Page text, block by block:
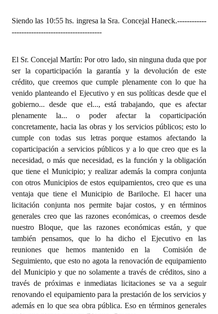
Siendo las 10:55 hs. ingresa la Sra. Concejal Haneck.------------
-------------------------------------
El Sr. Concejal Martín: Por otro lado, sin ninguna duda que por
ser la coparticipación la garantía y la devolución de este
crédito, que creemos que cumple plenamente con lo que ha
venido planteando el Ejecutivo y en sus políticas desde que el
gobierno... desde que el..., está trabajando, que es afectar
plenamente la... o poder afectar la coparticipación
concretamente, hacia las obras y los servicios públicos; esto lo
cumple con todas sus letras porque estamos afectando la
coparticipación a servicios públicos y a lo que creo que es la
necesidad, o más que necesidad, es la función y la obligación
que tiene el Municipio; y realizar además la compra conjunta
con otros Municipios de estos equipamientos, creo que es una
ventaja que tiene el Municipio de Bariloche. El hacer una
licitación conjunta nos permite bajar costos, y en términos
generales creo que las razones económicas, o creemos desde
nuestro Bloque, que las razones económicas están, y que
también pensamos, que lo ha dicho el Ejecutivo en las
reuniones que hemos mantenido en la
Comisión de
Seguimiento, que esto no agota la renovación de equipamiento
del Municipio y que no solamente a través de créditos, sino a
través de próximas e inmediatas licitaciones se va a seguir
renovando el equipamiento para la prestación de los servicios y
además en lo que sea obra pública. Eso en términos generales